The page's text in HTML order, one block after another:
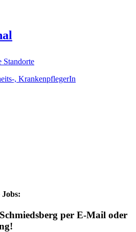
Standorte
, KrankenpflegerIn
Jobs:
per E-Mail oder